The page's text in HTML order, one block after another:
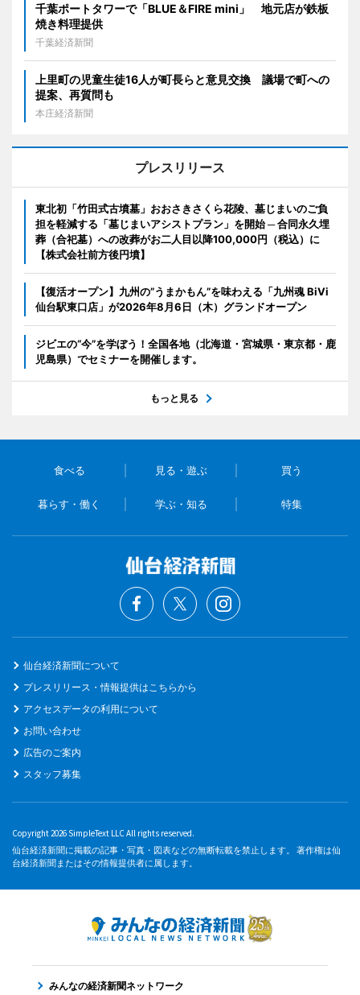
千葉ポートタワーで「BLUE＆FIRE mini」 地元店が鉄板
焼き料理提供
千葉経済新聞
上里町の児童生徒16人が町長らと意見交換 議場で町への
提案、再質問も
本庄経済新聞
プレスリリース
東北初「竹田式古墳墓」おおさきさくら花陵、墓じまいのご負
担を軽減する「墓じまいアシストプラン」を開始 ─ 合同永久埋
葬（合祀墓）への改葬がお二人目以降100,000円（税込）に
【株式会社前方後円墳】
【復活オープン】九州の”うまかもん”を味わえる「九州魂 BiVi
仙台駅東口店」が2026年8月6日（木）グランドオープン
ジビエの“今”を学ぼう！全国各地（北海道・宮城県・東京都・鹿
児島県）でセミナーを開催します。
もっと見る
食べる 見る・遊ぶ 買う
暮らす・働く 学ぶ・知る 特集
仙台経済新聞について
プレスリリース・情報提供はこちらから
アクセスデータの利用について
お問い合わせ
広告のご案内
スタッフ募集
Copyright 2026 SimpleText LLC All rights reserved.
仙台経済新聞に掲載の記事・写真・図表などの無断転載を禁止します。 著作権は仙
台経済新聞またはその情報提供者に属します。
みんなの経済新聞ネットワーク